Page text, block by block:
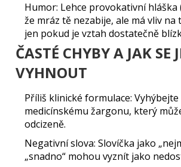
Humor: Lehce provokativní hláška
že mráz tě nezabije, ale má vliv na
jen pokud je vztah dostatečně
ČASTÉ CHYBY A JAK SE
VYHNOUT
Příliš klinické formulace: Vyhýbejte
medicínskému žargonu, který
odcizeně.
Negativní slova: Slovíčka jako
„snadno“ mohou vyznít jako